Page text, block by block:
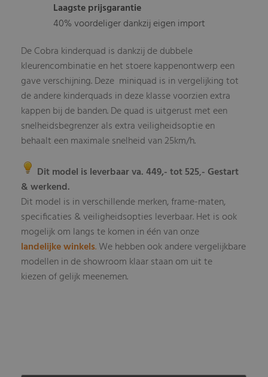
Laagste prijsgarantie
40% voordeliger dankzij eigen import
De Cobra kinderquad is dankzij de dubbele
kleurencombinatie en het stoere kappenontwerp een
gave verschijning. Deze miniquad is in vergelijking tot
de andere kinderquads in deze klasse voorzien extra
kappen bij de banden. De quad is uitgerust met een
snelheidsbegrenzer als extra veiligheidsoptie en
behaalt een maximale snelheid van 25km/h.
Dit model is leverbaar va. 449,- tot 525,- Gestart
& werkend.
Dit model is in verschillende merken, frame-maten,
specificaties & veiligheidsopties leverbaar. Het is ook
mogelijk om langs te komen in één van onze
landelijke winkels.We hebben ook andere vergelijkbare
modellen in de showroom klaar staan om uit te
kiezen of gelijk meenemen.